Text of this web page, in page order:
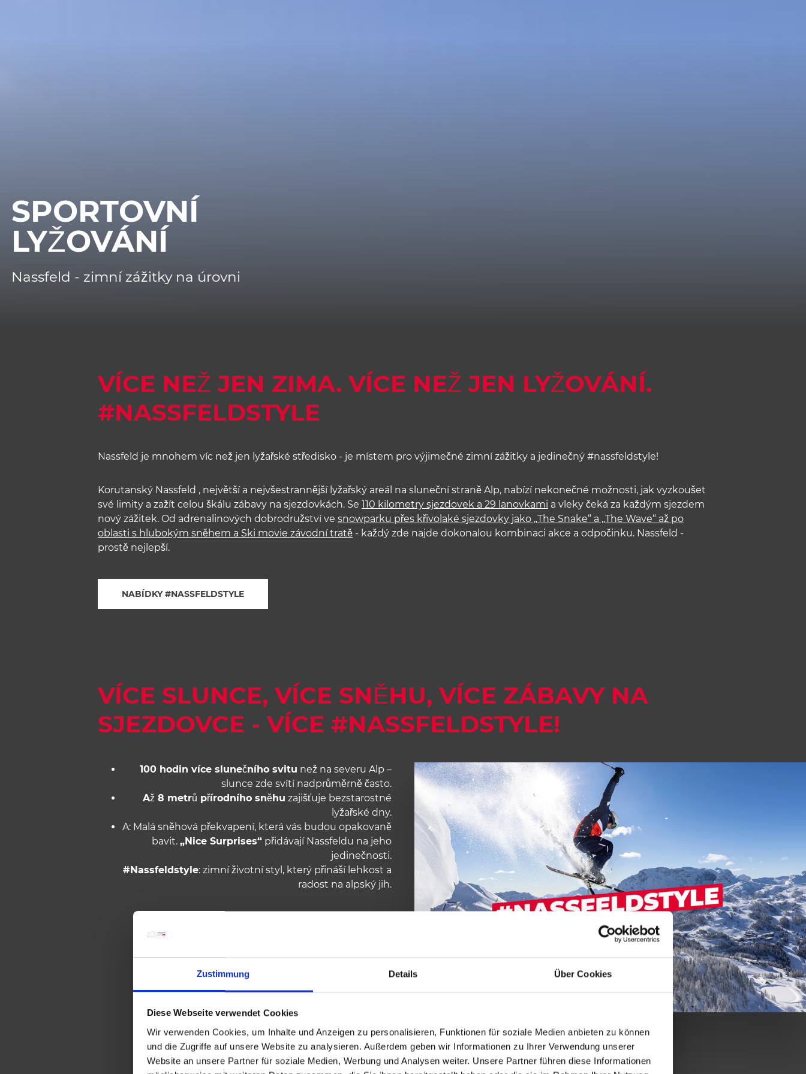
Zustimmung Details Über Cookies
Diese Webseite verwendet Cookies
Wir verwenden Cookies, um Inhalte und Anzeigen zu personalisieren, Funktionen für soziale Medien anbieten zu können
und die Zugriffe auf unsere Website zu analysieren. Außerdem geben wir Informationen zu Ihrer Verwendung unserer
Website an unsere Partner für soziale Medien, Werbung und Analysen weiter. Unsere Partner führen diese Informationen
SPORTOVNÍ
LYŽOVÁNÍ
Nassfeld - zimní zážitky na úrovni
VÍCE NEŽ JEN ZIMA. VÍCE NEŽ JEN LYŽOVÁNÍ.
#NASSFELDSTYLE
Nassfeld je mnohem víc než jen lyžařské středisko - je místem pro výjimečné zimní zážitky a jedinečný #nassfeldstyle!
Korutanský Nassfeld , největší a nejvšestrannější lyžařský areál na sluneční straně Alp, nabízí nekonečné možnosti, jak vyzkoušet
své limity a zažít celou škálu zábavy na sjezdovkách. Se 110 kilometry sjezdovek a 29 lanovkami a vleky čeká za každým sjezdem
nový zážitek. Od adrenalinových dobrodružství ve snowparku přes křivolaké sjezdovky jako „The Snake“ a „The Wave“ až po
oblasti s hlubokým sněhem a Ski movie závodní tratě - každý zde najde dokonalou kombinaci akce a odpočinku. Nassfeld -
prostě nejlepší.
NABÍDKY #NASSFELDSTYLE
VÍCE SLUNCE, VÍCE SNĚHU, VÍCE ZÁBAVY NA
SJEZDOVCE - VÍCE #NASSFELDSTYLE!
100 hodin více slunečního svitu než na severu Alp –
slunce zde svítí nadprůměrně často.
Až 8 metrů přírodního sněhu zajišťuje bezstarostné
lyžařské dny.
A: Malá sněhová překvapení, která vás budou opakovaně
bavit. „Nice Surprises“ přidávají Nassfeldu na jeho
jedinečnosti.
#Nassfeldstyle: zimní životní styl, který přináší lehkost a
radost na alpský jih.